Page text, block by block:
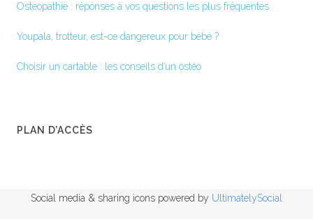
Ostéopathie : réponses à vos questions les plus fréquentes
Youpala, trotteur, est-ce dangereux pour bébé ?
Choisir un cartable : les conseils d’un ostéo
PLAN D’ACCÈS
Social media & sharing icons powered by UltimatelySocial